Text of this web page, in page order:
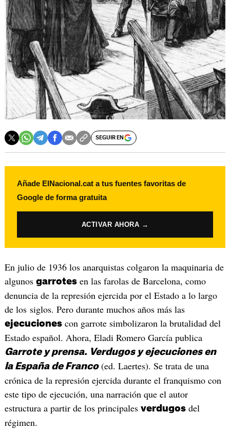
SEGUIR EN
Añade ElNacional.cat a tus fuentes favoritas de
Google de forma gratuita
ACTIVAR AHORA →
En julio de 1936 los anarquistas colgaron la maquinaria de
algunos garrotesen las farolas de Barcelona, como
denuncia de la represión ejercida por el Estado a lo largo
de los siglos. Pero durante muchos años más las
ejecucionescon garrote simbolizaron la brutalidad del
Estado español. Ahora, Eladi Romero García publica
Garrote y prensa. Verdugos y ejecuciones en
la España de Franco(ed. Laertes). Se trata de una
crónica de la represión ejercida durante el franquismo con
este tipo de ejecución, una narración que el autor
estructura a partir de los principales verdugosdel
régimen.